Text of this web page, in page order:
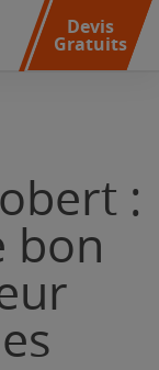
Devis
Gratuits
:
bon